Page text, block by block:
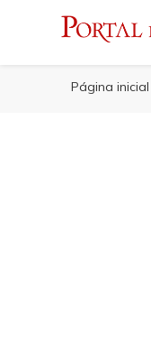
Página inicial